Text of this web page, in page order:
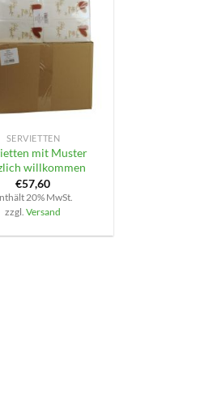
SERVIETTEN
mit Muster
willkommen
€57,60
20% MwSt.
zzgl.Versand